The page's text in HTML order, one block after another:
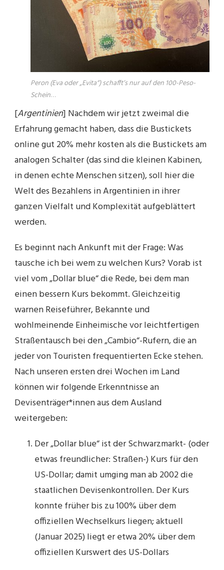
Peron (Eva oder „Evita“) schafft’s nur auf den 100-Peso-
Schein…
[Argentinien] Nachdem wir jetzt zweimal die
Erfahrung gemacht haben, dass die Bustickets
online gut 20% mehr kosten als die Bustickets am
analogen Schalter (das sind die kleinen Kabinen,
in denen echte Menschen sitzen), soll hier die
Welt des Bezahlens in Argentinien in ihrer
ganzen Vielfalt und Komplexität aufgeblättert
werden.
Es beginnt nach Ankunft mit der Frage: Was
tausche ich bei wem zu welchen Kurs? Vorab ist
viel vom „Dollar blue“ die Rede, bei dem man
einen bessern Kurs bekommt. Gleichzeitig
warnen Reiseführer, Bekannte und
wohlmeinende Einheimische vor leichtfertigen
Straßentausch bei den „Cambio“-Rufern, die an
jeder von Touristen frequentierten Ecke stehen.
Nach unseren ersten drei Wochen im Land
können wir folgende Erkenntnisse an
Devisenträger*innen aus dem Ausland
weitergeben:
Der „Dollar blue“ ist der Schwarzmarkt- (oder
etwas freundlicher: Straßen-) Kurs für den
US-Dollar; damit umging man ab 2002 die
staatlichen Devisenkontrollen. Der Kurs
konnte früher bis zu 100% über dem
offiziellen Wechselkurs liegen; aktuell
(Januar 2025) liegt er etwa 20% über dem
offiziellen Kurswert des US-Dollars